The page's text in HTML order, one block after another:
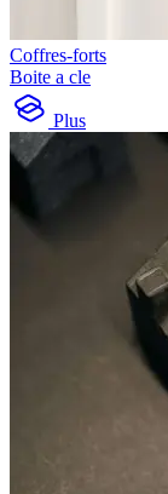
Coffres-forts
Boite a cle
Plus